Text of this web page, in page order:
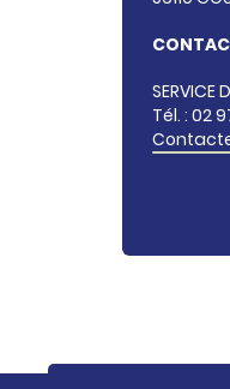
SERVICE
Tél. : 02